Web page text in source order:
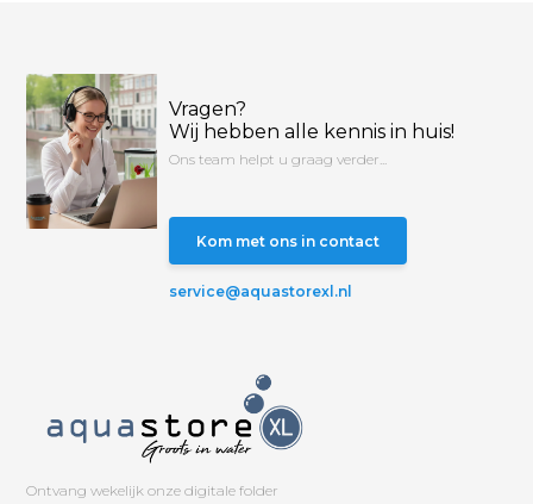
Vragen?
Wij hebben alle kennis in huis!
Ons team helpt u graag verder...
Kom met ons in contact
service@aquastorexl.nl
Ontvang wekelijk onze digitale folder